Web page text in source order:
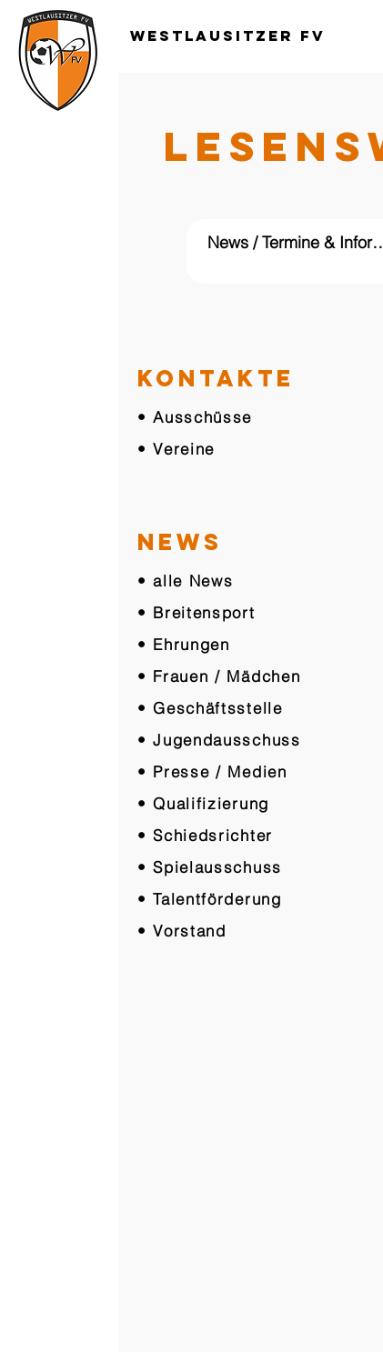
Westlausitzer FV
KONTAKTE
• Ausschüsse
• Vereine
NEWS
• alle News
• Breitensport
• Ehrungen
• Frauen / Mädchen
• Geschäftsstelle
• Jugendausschuss
• Presse / Medien
• Qualifizierung
• Schiedsrichter
• Spielausschuss
• Talentförderung
• Vorstand